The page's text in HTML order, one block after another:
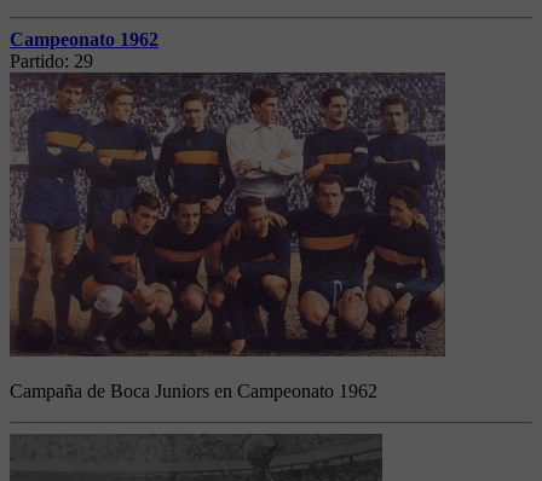
Campeonato 1962
Partido: 29
Campaña de Boca Juniors en Campeonato 1962